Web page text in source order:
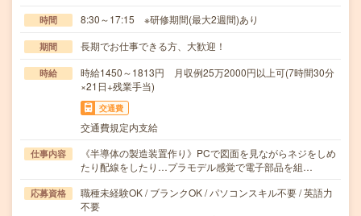
時間 8:30～17:15 ※研修期間(最大2週間)あり
期間 長期でお仕事できる方、大歓迎！
時給
時給1450～1813円 月収例25万2000円以上可(7時間30分
×21日+残業手当)
交通費
交通費規定内支給
仕事内容
《半導体の製造装置作り》PCで図面を見ながらネジをしめ
たり配線をしたり…プラモデル感覚で電子部品を組…
応募資格
職種未経験OK / ブランクOK / パソコンスキル不要 / 英語力
不要